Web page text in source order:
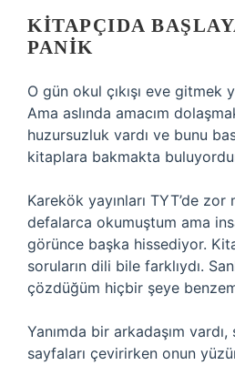
KITAPÇIDA
PANIK
O gün okul çıkışı eve gitmek
Ama aslında amacım
huzursuzluk vardı ve bunu
kitaplara bakmakta
Karekök yayınları TYT’de
defalarca okumuştum ama
görünce başka hissediyor.
soruların dili bile farklıydı.
çözdüğüm hiçbir şeye
Yanımda bir arkadaşım
sayfaları çevirirken onun